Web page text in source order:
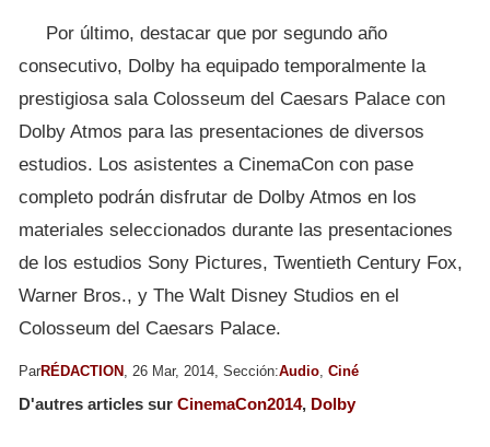
Por último, destacar que por segundo año
consecutivo, Dolby ha equipado temporalmente la
prestigiosa sala Colosseum del Caesars Palace con
Dolby Atmos para las presentaciones de diversos
estudios. Los asistentes a CinemaCon con pase
completo podrán disfrutar de Dolby Atmos en los
materiales seleccionados durante las presentaciones
de los estudios Sony Pictures, Twentieth Century Fox,
Warner Bros., y The Walt Disney Studios en el
Colosseum del Caesars Palace.
ParRÉDACTION , 26 Mar, 2014, Sección:Audio, Ciné
D'autres articles sur CinemaCon2014, Dolby